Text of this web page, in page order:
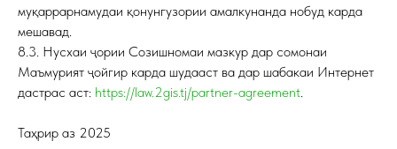
муқаррарнамудаи қонунгузории амалкунанда нобуд карда
мешавад.
8.3. Нусхаи ҷории Созишномаи мазкур дар сомонаи
Маъмурият ҷойгир карда шудааст ва дар шабакаи Интернет
дастрас аст: https://law.2gis.tj/partner-agreement.
Таҳрир аз 2025